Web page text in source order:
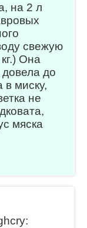
на 2 л
свежую
Она
довела до
в миску,
не
мяска